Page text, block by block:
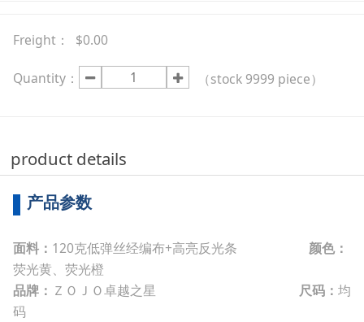
Freight： $0.00
Quantity： （stock 9999 piece）
product details
产品参数
面料： 120克低弹丝经编布+高亮反光条 颜色：
荧光黄、荧光橙
品牌： ＺＯＪＯ卓越之星 尺码： 均
码